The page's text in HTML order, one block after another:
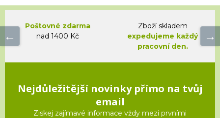
Poštovné zdarma
nad 1400 Kč
Zboží skladem
expedujeme každý
pracovní den.
Nejdůležitější novinky přímo na tvůj
email
Ziskej zajímavé informace vždy mezi prvními